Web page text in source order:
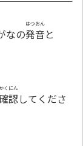
なの発音
はつおん
と
認
かくにん
してくださ